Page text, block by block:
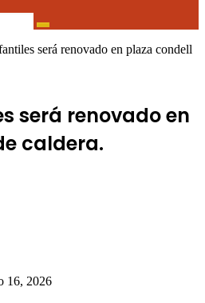
Buscar
por
será renovado en plaza condell
será renovado en
caldera.
16, 2026